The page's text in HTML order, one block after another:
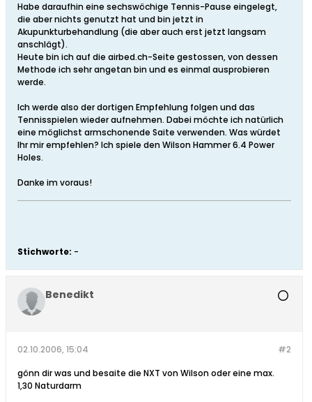
Habe daraufhin eine sechswöchige Tennis-Pause eingelegt,
die aber nichts genutzt hat und bin jetzt in
Akupunkturbehandlung (die aber auch erst jetzt langsam
anschlägt).
Heute bin ich auf die airbed.ch-Seite gestossen, von dessen
Methode ich sehr angetan bin und es einmal ausprobieren
werde.
Ich werde also der dortigen Empfehlung folgen und das
Tennisspielen wieder aufnehmen. Dabei möchte ich natürlich
eine möglichst armschonende Saite verwenden. Was würdet
Ihr mir empfehlen? Ich spiele den Wilson Hammer 6.4 Power
Holes.
Danke im voraus!
Stichworte: -
Benedikt
#2
02.10.2006, 15:04
gönn dir was und besaite die NXT von Wilson oder eine max.
1,30 Naturdarm